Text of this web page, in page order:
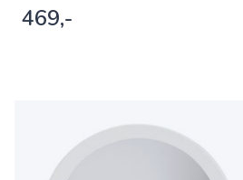
469,-